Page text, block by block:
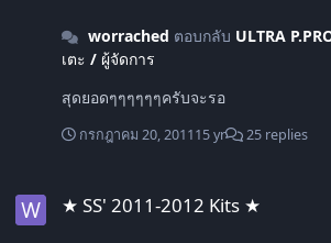
worrached ตอบกลับ ULTRA
เตะ / ผู้จัดการ
สุดยอดๆๆๆๆๆๆครับจะรอ
กรกฎาคม 20, 201115 yr 25 replies
★ SS' 2011-2012 Kits ★